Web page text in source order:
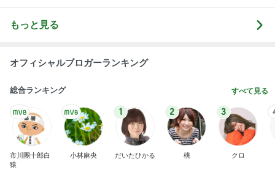
もっと見る
オフィシャルブロガーランキング
総合ランキング すべて見る
市川團十郎白
猿
小林麻央
1
だいたひかる
2
桃
3
クロ